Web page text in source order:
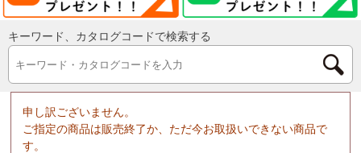
キーワード、カタログコードで検索する
申し訳ございません。
ご指定の商品は販売終了か、ただ今お取扱いできない商品で
す。